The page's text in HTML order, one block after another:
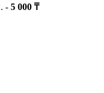
- 5 000 ₸